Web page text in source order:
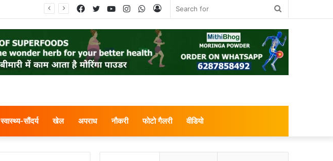
Log
WhatsApp
Instagram
YouTube
Twitter
Facebook
स्वास्थ्य-सौंदर्य खेल अपराध नौकरी फोटो गैलरी वीडियो